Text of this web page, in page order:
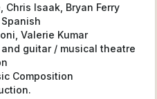
Chris Isaak, Bryan Ferry
Valerie Kumar
guitar / musical theatre
Composition